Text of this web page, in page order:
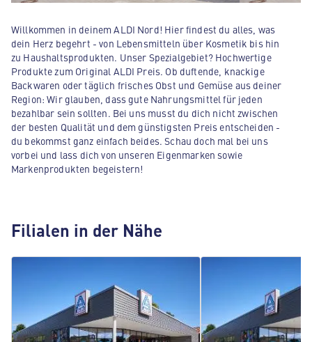
Willkommen in deinem ALDI Nord! Hier findest du alles, was
dein Herz begehrt - von Lebensmitteln über Kosmetik bis hin
zu Haushaltsprodukten. Unser Spezialgebiet? Hochwertige
Produkte zum Original ALDI Preis. Ob duftende, knackige
Backwaren oder täglich frisches Obst und Gemüse aus deiner
Region: Wir glauben, dass gute Nahrungsmittel für jeden
bezahlbar sein sollten. Bei uns musst du dich nicht zwischen
der besten Qualität und dem günstigsten Preis entscheiden -
du bekommst ganz einfach beides. Schau doch mal bei uns
vorbei und lass dich von unseren Eigenmarken sowie
Markenprodukten begeistern!
Filialen in der Nähe